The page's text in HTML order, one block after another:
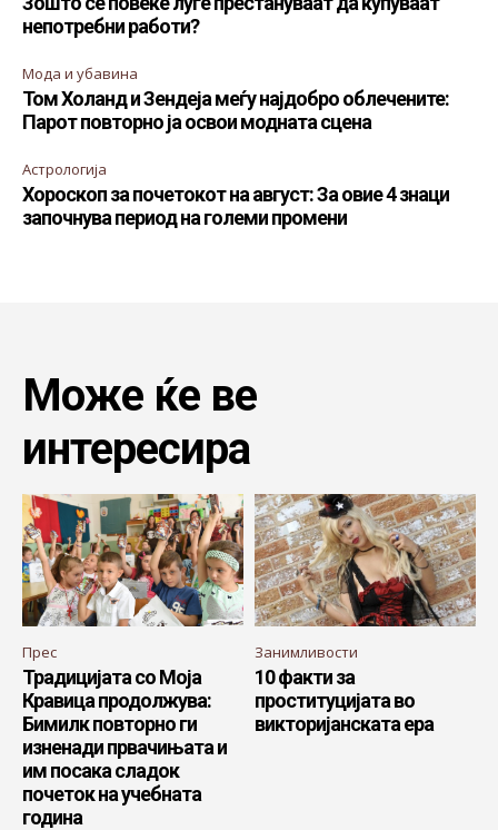
непотребни работи?
Мода и убавина
Том Холанд и Зендеја меѓу најдобро облечените:
Парот повторно ја освои модната сцена
Астрологија
Хороскоп за почетокот на август: За овие 4 знаци
започнува период на големи промени
Може ќе ве
интересира
Прес
Традицијата со Моја
Кравица продолжува:
Бимилк повторно ги
изненади првачињата и
им посака сладок
почеток на учебната
година
Занимливости
10 факти за
проституцијата во
викторијанската ера